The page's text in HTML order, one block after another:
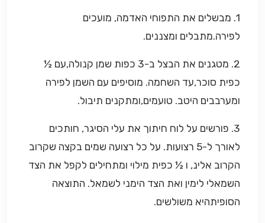
1. מבשלים את התפוחי האדמה, מועכים
לפירה.מתבלים ומצננים.
2. מטגנים את הבצל ב-3 כפות שמן קנולה,עם ½
כפית סוכר,עד השחמה. מוסיפים עם השמן לפירה
ומערבבים היטב. טועמים,ומתקנים תיבול.
3. פורשים על לוח חיתוך את עלי הסיגר, חותכים
לאורך ל-5 רצועות. על כל רצועה שמים בקצה שקרוב
הקרוב אלינ, ו ½ כפית מילוי ומתחילים לקפל את הצד
השמאלי לימין ואת הצד הימני לשמאל. התוצאה
הסופיתהיא משולשים.